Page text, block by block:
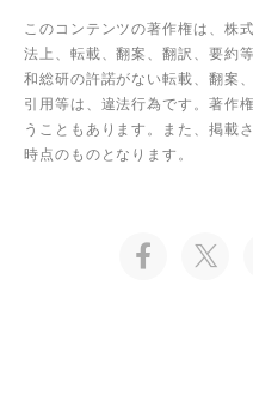
このコンテンツの著作権は、株
法上、転載、翻案、翻訳、要約
和総研の許諾がない転載、翻案
引用等は、違法行為です。著作
うこともあります。また、掲載
時点のものとなります。